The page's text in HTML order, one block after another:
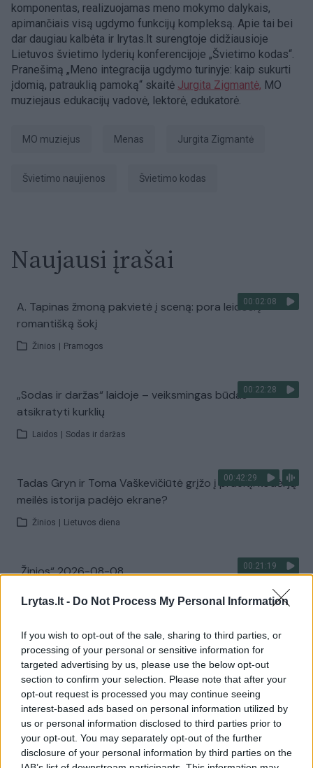
Lrytas.lt - Do Not Process My Personal Information
If you wish to opt-out of the sale, sharing to third parties, or
processing of your personal or sensitive information for
targeted advertising by us, please use the below opt-out
section to confirm your selection. Please note that after your
opt-out request is processed you may continue seeing
interest-based ads based on personal information utilized by
us or personal information disclosed to third parties prior to
your opt-out. You may separately opt-out of the further
disclosure of your personal information by third parties on the
komponentas, realizuojamas meno mokymo dalykais,
apimančiais visą ugdymo funkcijų kompleksą. Apie tai bei
dar daugiau kalbėta ir lrytas.lt surengtoje didžiausioje
Lietuvos švietimo lyderių konferencijoje „Švietimo kodas“.
Pranešimą „Meno integracija ugdymo turinyje: kaip sukurti
įdomią, patrauklią pamoką“ skaitė Jurgita Zigmantė, MO
muziejaus edukacijų vadovė, lektorė, edukatorė.
MO muziejus Menas Jurgita Zigmantė
Švietimo naujienos Švietimo kodas
Naujausi įrašai
00:02:08
A. Tapinas žmoną pakvietė į sceną: pora leidosi į
romantišką šokį
Žinios Pramogos
00:22:28
„Sodas ir daržas“ laidoje – veiksmingas būdas
atsikratyti kurklių
Laidos Sodas ir daržas
00:42:29
Tadas Gryn ir Toma Vaškevičiūtė grįžo į praeitį: kodėl jų
meilės istorija padėjo ekrane?
Žinios Lietuvos diena
00:21:19
„Žinios“ 2026-08-08
Visi įrašai
Žiūrimiausi įrašai
00:00:30
Vaizdai iš tragiškos avarijos Vilniaus r.: dviejų moterų ir